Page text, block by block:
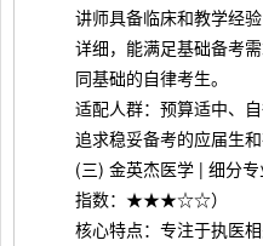
讲师具备临床和教学经
详细，能满足基础备考
同基础的自律考生。
适配人群：预算适中、
追求稳妥备考的应届生和
(三) 金英杰医学 | 细分
指数：★★★☆☆）
核心特点：专注于执医